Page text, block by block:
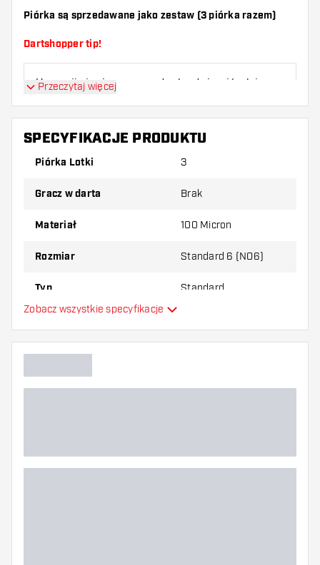
Piórka są sprzedawane jako zestaw (3 piórka razem)
Dartshopper tip!
Upewnij się, że masz pod ręką dużo piórek i
złamane w wyniku użytkowania.
Wypróbuj inny kształt, materiał lub grubość
najbardziej Ci odpowiada!
Przeczytaj więcej
SPECYFIKACJE PRODUKTU
Piórka Lotki 3
Gracz w darta Brak
Materiał 100 Micron
Rozmiar Standard 6 (NO6)
Typ Standard
Dodatkowe kolory
Zobacz wszystkie specyfikacje